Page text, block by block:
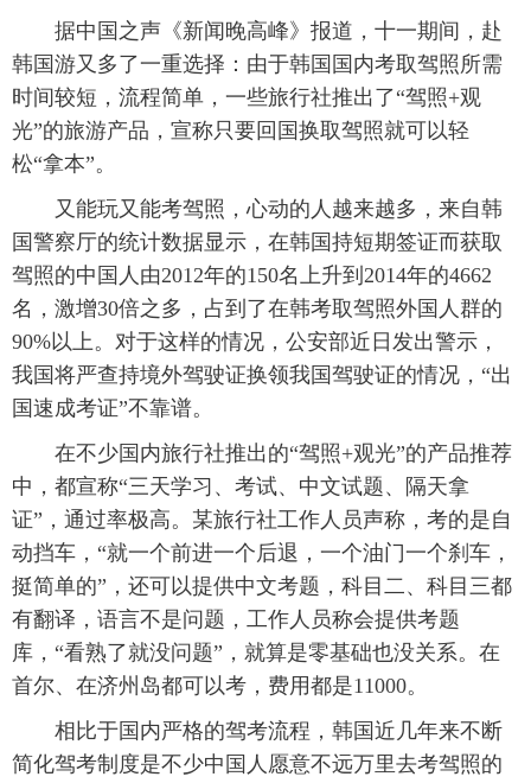
据中国之声《新闻晚高峰》报道，十一期间，赴
韩国游又多了一重选择：由于韩国国内考取驾照所需
时间较短，流程简单，一些旅行社推出了“驾照+观
光”的旅游产品，宣称只要回国换取驾照就可以轻
松“拿本”。
又能玩又能考驾照，心动的人越来越多，来自韩
国警察厅的统计数据显示，在韩国持短期签证而获取
驾照的中国人由2012年的150名上升到2014年的4662
名，激增30倍之多，占到了在韩考取驾照外国人群的
90%以上。对于这样的情况，公安部近日发出警示，
我国将严查持境外驾驶证换领我国驾驶证的情况，“出
国速成考证”不靠谱。
在不少国内旅行社推出的“驾照+观光”的产品推荐
中，都宣称“三天学习、考试、中文试题、隔天拿
证”，通过率极高。某旅行社工作人员声称，考的是自
动挡车，“就一个前进一个后退，一个油门一个刹车，
挺简单的”，还可以提供中文考题，科目二、科目三都
有翻译，语言不是问题，工作人员称会提供考题
库，“看熟了就没问题”，就算是零基础也没关系。在
首尔、在济州岛都可以考，费用都是11000。
相比于国内严格的驾考流程，韩国近几年来不断
简化驾考制度是不少中国人愿意不远万里去考驾照的